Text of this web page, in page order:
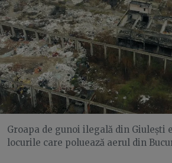
Groapa de gunoi ilegală din Giulești
locurile care poluează aerul din